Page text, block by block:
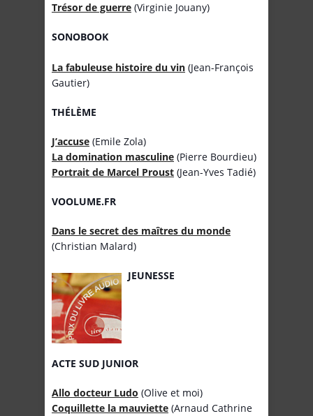
Trésor de guerre (Virginie Jouany)
SONOBOOK
La fabuleuse histoire du vin (Jean-François
Gautier)
THÉLÈME
J’accuse (Emile Zola)
La domination masculine (Pierre Bourdieu)
Portrait de Marcel Proust (Jean-Yves Tadié)
VOOLUME.FR
Dans le secret des maîtres du monde
(Christian Malard)
JEUNESSE
ACTE SUD JUNIOR
Allo docteur Ludo (Olive et moi)
Coquillette la mauviette (Arnaud Cathrine